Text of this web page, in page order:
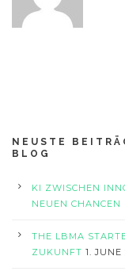
NEUSTE
BLOG
KI ZWISCHEN
NEUEN CHANCEN
THE LBMA
ZUKUNFT 1. JUNE